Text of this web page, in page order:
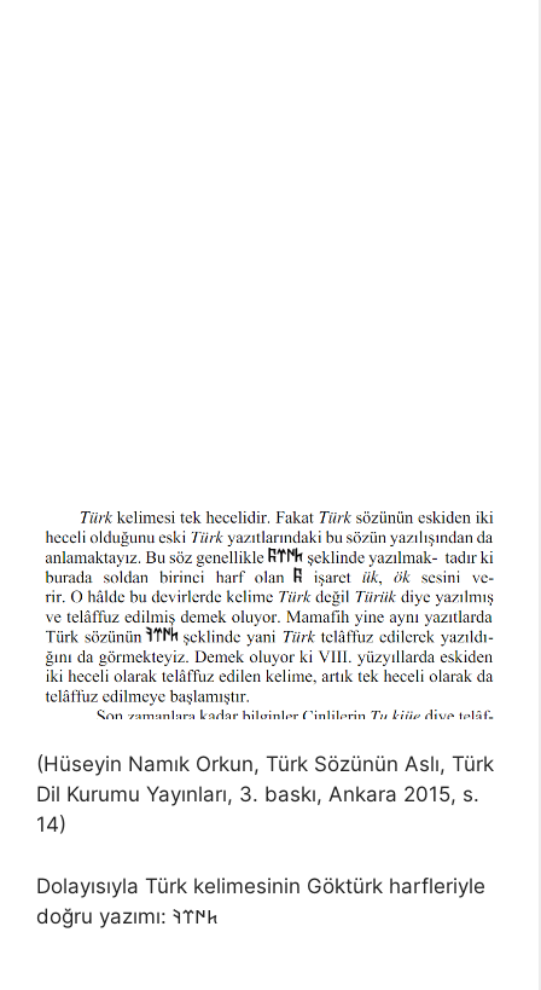
(Hüseyin Namık Orkun, Türk Sözünün Aslı, Türk
Dil Kurumu Yayınları, 3. baskı, Ankara 2015, s.
14)
Dolayısıyla Türk kelimesinin Göktürk harfleriyle
doğru yazımı: 𐱅𐰇𐰼𐰚